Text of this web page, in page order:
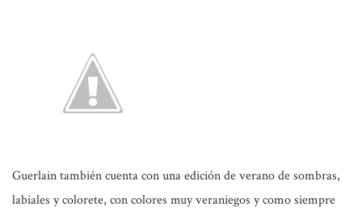
Guerlain también cuenta con una edición de verano de sombras,
labiales y colorete, con colores muy veraniegos y como siempre